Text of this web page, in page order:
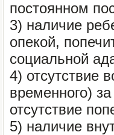
постоянном
3) наличие
опекой,
социальной
4) отсутствие
временного)
отсутствие
5) наличие